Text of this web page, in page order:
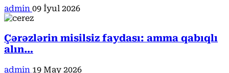
admin 09 İyul 2026
Çərəzlərin misilsiz faydası: amma qabıqlı
alın…
admin 19 May 2026